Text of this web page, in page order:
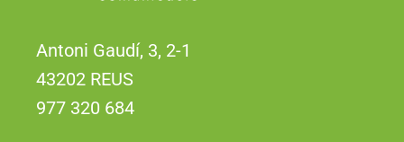
Antoni Gaudí, 3, 2-1
43202 REUS
977 320 684